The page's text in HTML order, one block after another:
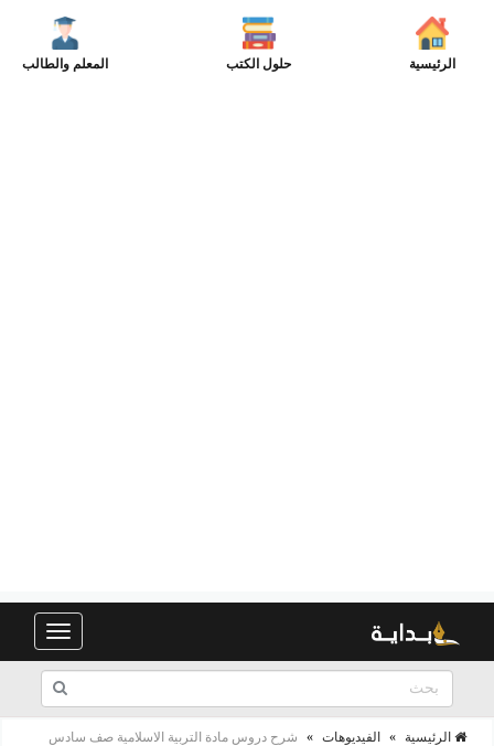
الرئيسية حلول الكتب المعلم والطالب
Toggle
الرئيسية » الفيديوهات »
شرح دروس مادة التربية الاسلامية صف سادس